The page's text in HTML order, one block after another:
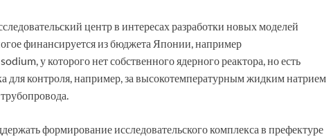
центр в интересах разработки новых моделей
финансируется из бюджета Японии, например
у которого нет собственного ядерного реактора, но есть
для контроля, например, за высокотемпературным жидким натрием
формирование исследовательского комплекса в префектуре